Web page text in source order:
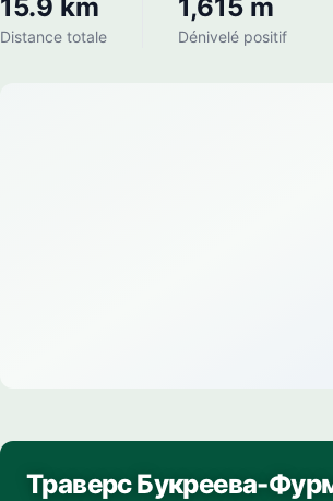
15.9 km
Distance totale
1,615 m
Dénivelé positif
Траверс Букреева-